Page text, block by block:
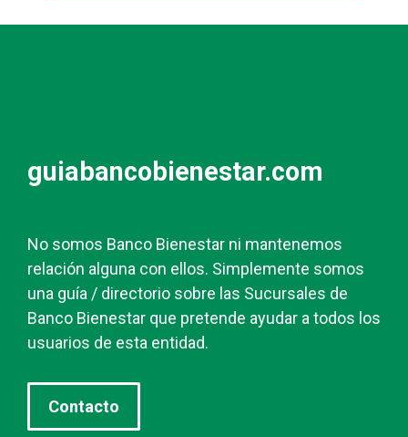
guiabancobienestar.com
No somos Banco Bienestar ni mantenemos
relación alguna con ellos. Simplemente somos
una guía / directorio sobre las Sucursales de
Banco Bienestar que pretende ayudar a todos los
usuarios de esta entidad.
Contacto